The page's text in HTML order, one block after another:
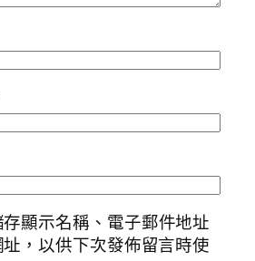
顯示名稱、電子郵件地址
，以供下次發佈留言時使